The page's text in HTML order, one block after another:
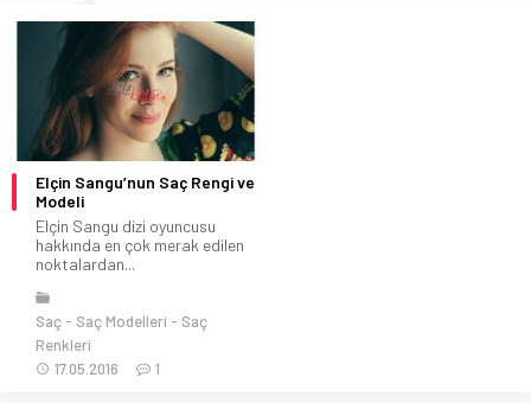
Elçin Sangu’nun Saç Rengi ve
Modeli
Elçin Sangu dizi oyuncusu
hakkında en çok merak edilen
noktalardan...
Saç Saç Modelleri
Saç
Renkleri
17.05.2016
1